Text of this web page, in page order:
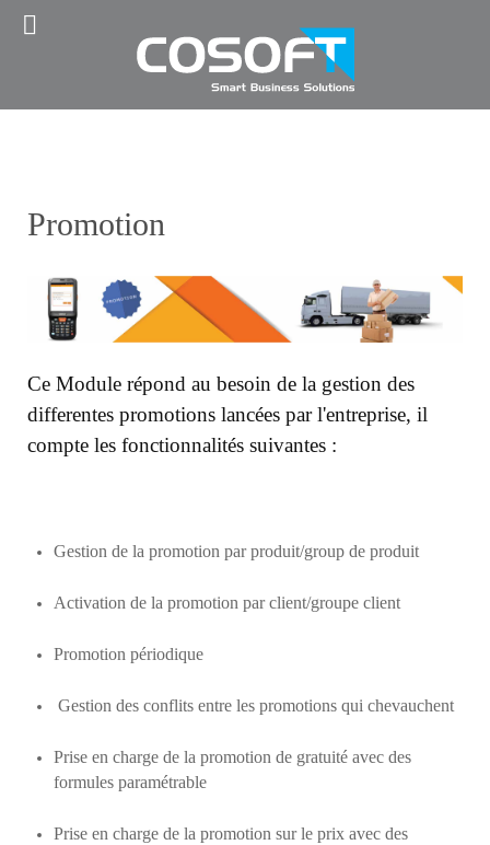
JJ Social Slider
Promotion
Ce Module répond au besoin de la gestion des
differentes promotions lancées par l'entreprise, il
compte les fonctionnalités suivantes :
Gestion de la promotion par produit/group de produit
Activation de la promotion par client/groupe client
Promotion périodique
Gestion des conflits entre les promotions qui chevauchent
Prise en charge de la promotion de gratuité avec des
formules paramétrable
Prise en charge de la promotion sur le prix avec des